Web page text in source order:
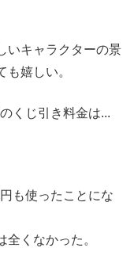
いキャラクターの景
嬉しい。
くじ引き料金は...
も使ったことにな
くなかった。